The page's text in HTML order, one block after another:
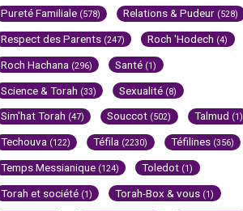
Pureté Familiale (578) Relations & Pudeur (528)
Respect des Parents (247) Roch 'Hodech (4)
Roch Hachana (296) Santé (1)
Science & Torah (33) Sexualité (8)
Sim'hat Torah (47) Souccot (502) Talmud (1)
Techouva (122) Téfila (2230) Téfilines (356)
Temps Messianique (124) Toledot (1)
Torah et société (1) Torah-Box & vous (1)